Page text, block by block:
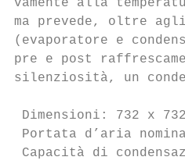
vamente alla
ma prevede, oltre
(evaporatore e
pre e post
silenziosità, un
Dimensioni: 732 x 732
Portata d’aria
Capacità di